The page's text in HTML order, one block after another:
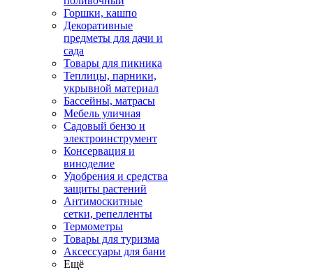
Горшки, кашпо
Декоративные
предметы для дачи и
сада
Товары для пикника
Теплицы, парники,
укрывной материал
Бассейны, матрасы
Мебель уличная
Садовый бензо и
электроинструмент
Консервация и
виноделие
Удобрения и средства
защиты растений
Антимоскитные
сетки, репелленты
Термометры
Товары для туризма
Аксессуары для бани
Ещё